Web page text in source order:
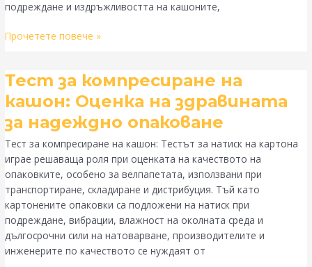
подреждане и издръжливостта на кашоните,
на
Прочетете повече »
Тест за компресиране на
кашон: Оценка на здравината
за надеждно опаковане
Тест за компресиране на кашон: Тестът за натиск на картона
играе решаваща роля при оценката на качеството на
опаковките, особено за велпапетата, използвани при
транспортиране, складиране и дистрибуция. Тъй като
картонените опаковки са подложени на натиск при
подреждане, вибрации, влажност на околната среда и
дългосрочни сили на натоварване, производителите и
инженерите по качеството се нуждаят от
Тест
за
компресиране
на
кашон:
на
за
надеждно
опаковане